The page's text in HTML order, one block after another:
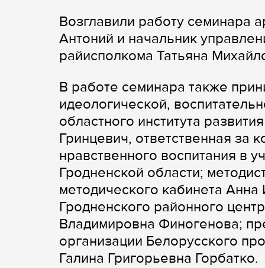
Возглавили работу семинара
Антоний и начальник
райисполкома Татьяна
В работе семинара также
идеологической,
областного института
Гринцевич, ответственная за
нравственного воспитания в
Гродненской области;
методического кабинета
Гродненского районного
Владимировна Финогенова;
организации Белорусского
Галина Григорьевна Горбатко.